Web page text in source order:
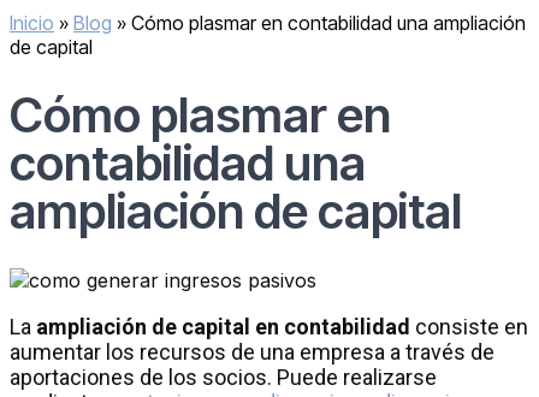
Inicio » Blog » Cómo plasmar en contabilidad una ampliación
de capital
Cómo plasmar en
contabilidad una
ampliación de capital
La ampliación de capital en contabilidad consiste en
aumentar los recursos de una empresa a través de
aportaciones de los socios. Puede realizarse